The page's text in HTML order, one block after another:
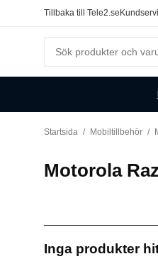
Tillbaka till Tele2.se
Startsida / Mobiltillbehör /
Motorola
Inga produkter